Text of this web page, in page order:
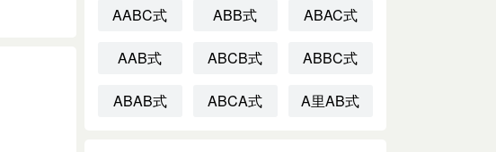
AABC式 ABB式 ABAC式
AAB式 ABCB式 ABBC式
ABAB式 ABCA式 A里AB式